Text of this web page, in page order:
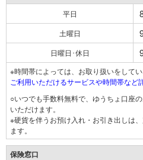
平日
土曜日
日曜日･休日
※時間帯によっては、お取り扱いをして
ご利用いただけるサービスや時間帯など
○いつでも手数料無料で、ゆうちょ口座
いただけます。
※硬貨を伴うお預け入れ・お引き出しは
ます。
保険窓口